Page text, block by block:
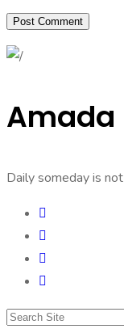
Amada
Daily someday is